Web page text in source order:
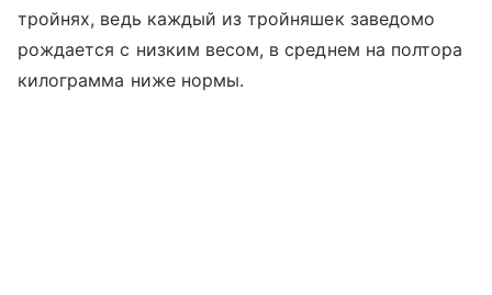
тройнях, ведь каждый из тройняшек заведомо
рождается с низким весом, в среднем на полтора
килограмма ниже нормы.